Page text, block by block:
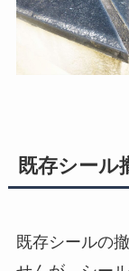
既存シール
既存シールの